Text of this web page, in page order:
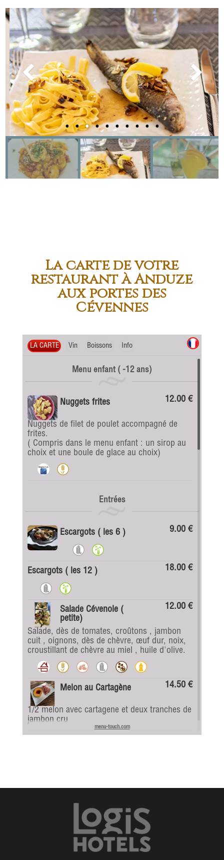
La carte de votre
restaurant à Anduze
aux portes des
Cévennes